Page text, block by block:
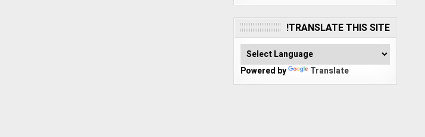
TRANSLATE THIS SITE!
Powered by Translate